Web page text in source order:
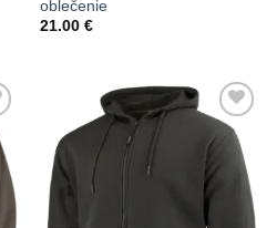
oblečenie
21.00 €
Add to
Wishlist